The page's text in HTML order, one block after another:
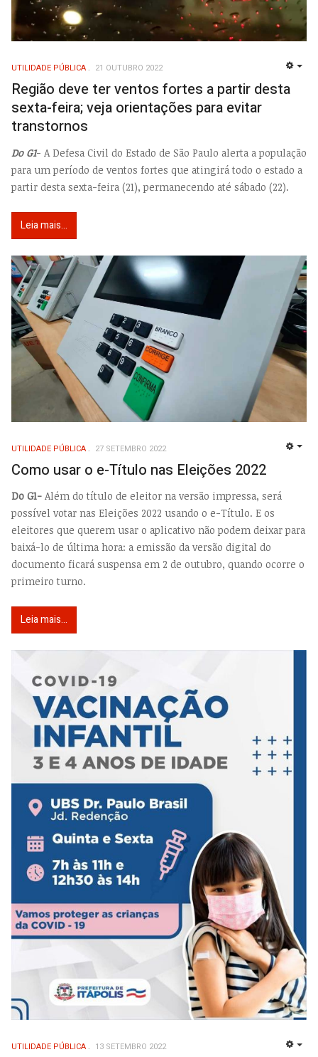
UTILIDADE PÚBLICA 21 OUTUBRO 2022
Região deve ter ventos fortes a partir desta
sexta-feira; veja orientações para evitar
transtornos
Do G1- A Defesa Civil do Estado de São Paulo alerta a população
para um período de ventos fortes que atingirá todo o estado a
partir desta sexta-feira (21), permanecendo até sábado (22).
Leia mais...
UTILIDADE PÚBLICA 27 SETEMBRO 2022
Como usar o e-Título nas Eleições 2022
Do G1- Além do título de eleitor na versão impressa, será
possível votar nas Eleições 2022 usando o e-Título. E os
eleitores que querem usar o aplicativo não podem deixar para
baixá-lo de última hora: a emissão da versão digital do
documento ficará suspensa em 2 de outubro, quando ocorre o
primeiro turno.
Leia mais...
UTILIDADE PÚBLICA 13 SETEMBRO 2022